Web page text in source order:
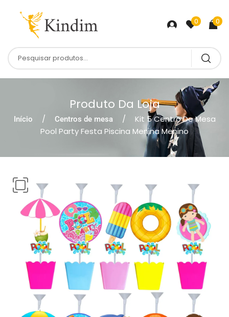
0 0
Produto Da Loja
Início Centros de mesa
Kit 5 Centro De Mesa
Pool Party Festa Piscina Menina Menino